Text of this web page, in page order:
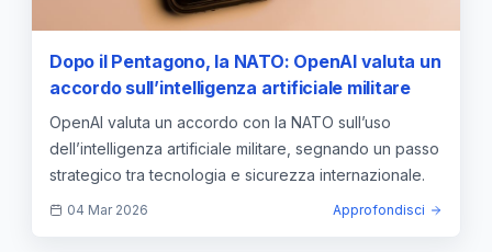
Dopo il Pentagono, la NATO: OpenAI valuta un
accordo sull’intelligenza artificiale militare
OpenAI valuta un accordo con la NATO sull’uso
dell’intelligenza artificiale militare, segnando un passo
strategico tra tecnologia e sicurezza internazionale.
04 Mar 2026 Approfondisci